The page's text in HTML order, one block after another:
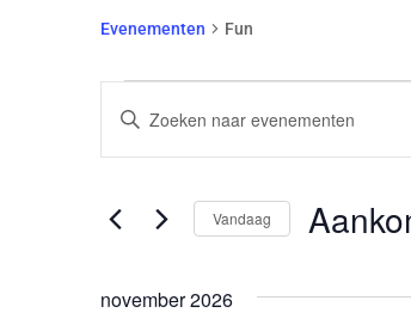
Evenementen Fun
Evenementen
Zoeken
en
weergeven
navigatie
Vul
in.
Evenementen
Vandaag
november 2026